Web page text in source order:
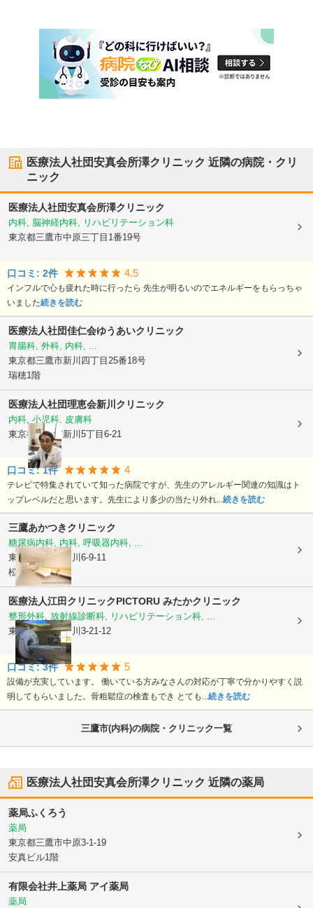
医療法人社団安真会所澤クリニック 近隣の病院・クリ
ニック
医療法人社団安真会所澤クリニック
内科, 脳神経内科, リハビリテーション科
東京都三鷹市中原三丁目1番19号
口コミ: 2件 4.5
インフルで心も疲れた時に行ったら 先生が明るいのでエネルギーをもらっちゃ
いました続きを読む
医療法人社団佳仁会ゆうあいクリニック
胃腸科, 外科, 内科, ...
東京都三鷹市新川四丁目25番18号
瑞穂1階
医療法人社団理恵会新川クリニック
内科, 小児科, 皮膚科
東京都三鷹市新川5丁目6-21
口コミ:1件 4
テレビで特集されていて知った病院ですが、先生のアレルギー関連の知識はト
ップレベルだと思います。先生により多少の当たり外れ...続きを読む
三鷹あかつきクリニック
糖尿病内科, 内科, 呼吸器内科, ...
東京都三鷹市
新川6-9-11
松ビル1階
医療法人江田クリニックPICTORU みたかクリニック
整形外科, 放射線診断科, リハビリテーション科, ...
東京都三鷹市新川3-21-12
口コミ:3件 5
設備が充実しています。 働いている方みなさんの対応が丁寧で分かりやすく説
明してもらいました。骨粗鬆症の検査もでき とても...続きを読む
三鷹市(内科)の病院・クリニック一覧
医療法人社団安真会所澤クリニック 近隣の薬局
薬局ふくろう
薬局
東京都三鷹市中原3-1-19
安真ビル1階
有限会社井上薬局 アイ薬局
薬局